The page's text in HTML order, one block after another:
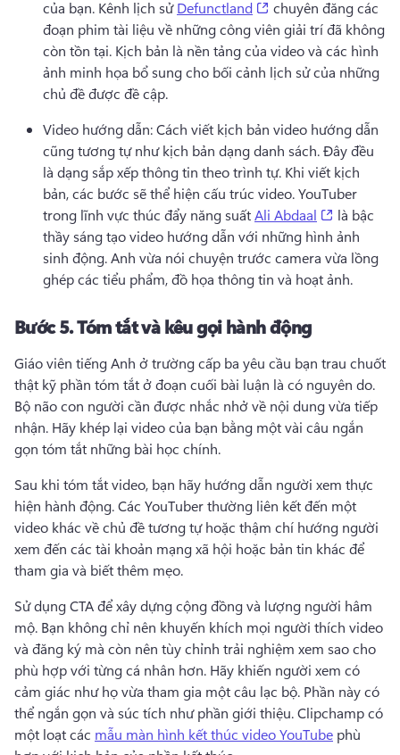
của bạn. Kênh lịch sử Defunctland (opens in a new tab)
chuyên đăng các
đoạn phim tài liệu về những công viên giải trí đã không
còn tồn tại. Kịch bản là nền tảng của video và các hình
ảnh minh họa bổ sung cho bối cảnh lịch sử của những
chủ đề được đề cập.
Video hướng dẫn: Cách viết kịch bản video hướng dẫn
cũng tương tự như kịch bản dạng danh sách. Đây đều
là dạng sắp xếp thông tin theo trình tự. Khi viết kịch
bản, các bước sẽ thể hiện cấu trúc video. YouTuber
trong lĩnh vực thúc đẩy năng suất Ali Abdaal (opens in
là bậc
thầy sáng tạo video hướng dẫn với những hình ảnh
sinh động. Anh vừa nói chuyện trước camera vừa lồng
ghép các tiểu phẩm, đồ họa thông tin và hoạt ảnh.
Bước 5.Tóm tắt và kêu gọi hành động
Giáo viên tiếng Anh ở trường cấp ba yêu cầu bạn trau chuốt
Bộ não con người cần được nhắc nhở về nội dung vừa tiếp
nhận. Hãy khép lại video của bạn bằng một vài câu ngắn
gọn tóm tắt những bài học chính.
Sau khi tóm tắt video, bạn hãy hướng dẫn người xem thực
hiện hành động. Các YouTuber thường liên kết đến một
video khác về chủ đề tương tự hoặc thậm chí hướng người
xem đến các tài khoản mạng xã hội hoặc bản tin khác để
tham gia và biết thêm mẹo.
Sử dụng CTA để xây dựng cộng đồng và lượng người hâm
mộ. Bạn không chỉ nên khuyến khích mọi người thích video
và đăng ký mà còn nên tùy chỉnh trải nghiệm xem sao cho
phù hợp với từng cá nhân hơn. Hãy khiến người xem có
cảm giác như họ vừa tham gia một câu lạc bộ. Phần này có
thể ngắn gọn và súc tích như phần giới thiệu. Clipchamp có
một loạt các mẫu màn hình kết thúc video YouTube phù